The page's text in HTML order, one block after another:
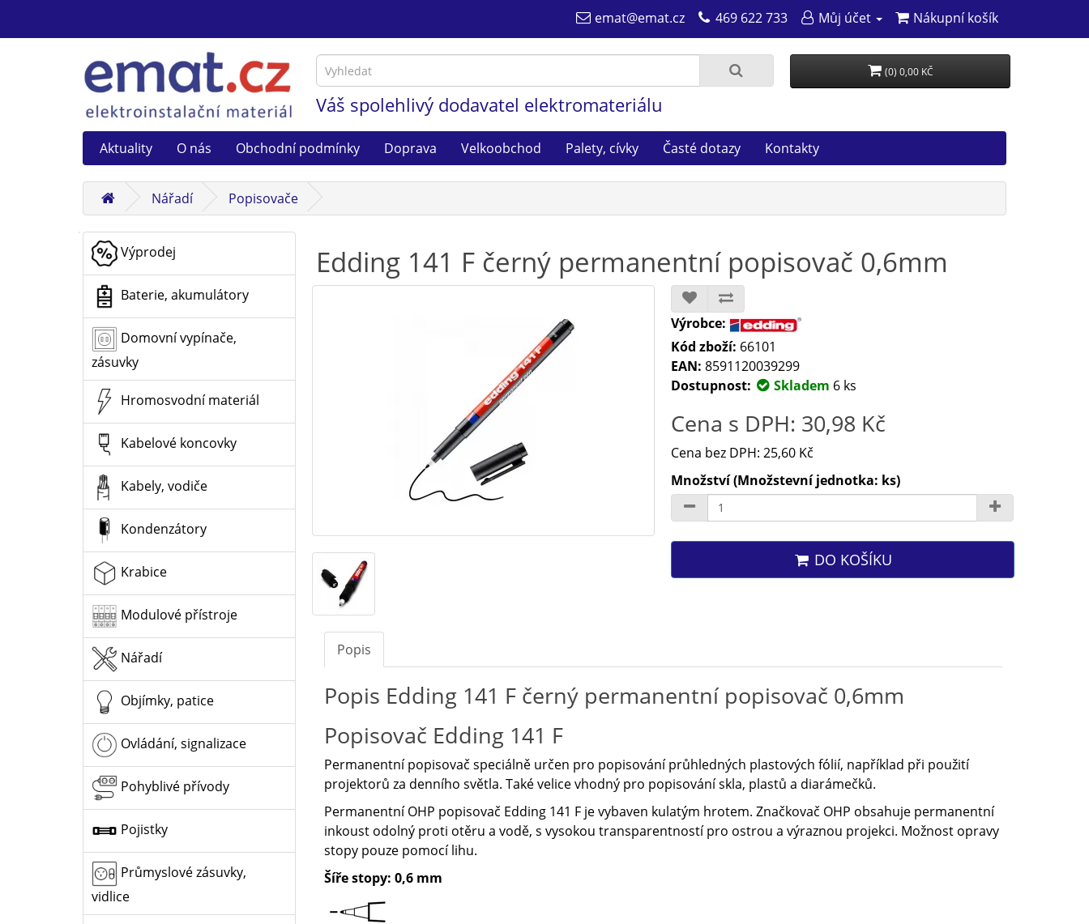
emat@emat.cz 469 622 733 Můj účet Nákupní košík
Váš spolehlivý dodavatel elektromateriálu
(0) 0,00 KČ
Aktuality O nás Obchodní podmínky Doprava Velkoobchod Palety, cívky Časté dotazy Kontakty
Nářadí Popisovače
Výprodej
Baterie, akumulátory
Domovní vypínače,
zásuvky
Hromosvodní materiál
Kabelové koncovky
Kabely, vodiče
Kondenzátory
Krabice
Modulové přístroje
Nářadí
Objímky, patice
Ovládání, signalizace
Pohyblivé přívody
Pojistky
Průmyslové zásuvky,
vidlice
Edding 141 F černý permanentní popisovač 0,6mm
Výrobce:
Kód zboží: 66101
EAN: 8591120039299
Dostupnost:
Skladem 6 ks
Cena s DPH: 30,98 Kč
Cena bez DPH: 25,60 Kč
Množství (Množstevní jednotka: ks)
DO KOŠÍKU
Popis
Popis Edding 141 F černý permanentní popisovač 0,6mm
Popisovač Edding 141 F
Permanentní popisovač speciálně určen pro popisování průhledných plastových fólií, například při použití
projektorů za denního světla. Také velice vhodný pro popisování skla, plastů a diarámečků.
Permanentní OHP popisovač Edding 141 F je vybaven kulatým hrotem. Značkovač OHP obsahuje permanentní
inkoust odolný proti otěru a vodě, s vysokou transparentností pro ostrou a výraznou projekci. Možnost opravy
stopy pouze pomocí lihu.
Šíře stopy: 0,6 mm